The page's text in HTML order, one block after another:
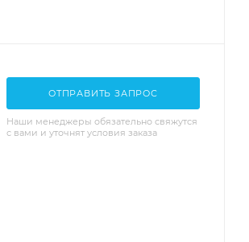
ОТПРАВИТЬ ЗАПРОС
Наши менеджеры обязательно свяжутся
с вами и уточнят условия заказа